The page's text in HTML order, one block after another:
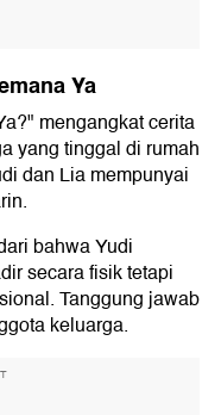
Ya
mengangkat cerita
yang tinggal di rumah
dan Lia mempunyai
bahwa Yudi
secara fisik tetapi
Tanggung jawab
keluarga.